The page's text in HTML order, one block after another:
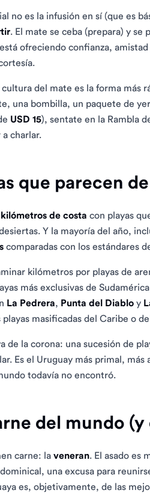
no es la infusión en sí (que es
. El mate se ceba (prepara) y se
ofreciendo confianza,
del mate es la forma más
una bombilla, un paquete de
USD 15), sentate en la Rambla
charlar.
que parecen
de costa con playas
Y la mayoría del año,
comparadas con los estándares
kilómetros por playas de
más exclusivas de
La Pedrera, Punta del Diablo y
playas masificadas del Caribe o
de la corona: una sucesión de
Es el Uruguay más primal,
todavía no encontró.
del mundo
carne: laveneran. El asado es
una excusa para
es, objetivamente, de las